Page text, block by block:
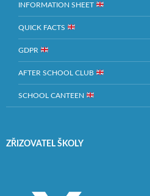
INFORMATION SHEET
QUICK FACTS
GDPR
AFTER SCHOOL CLUB
SCHOOL CANTEEN
ZŘIZOVATEL ŠKOLY